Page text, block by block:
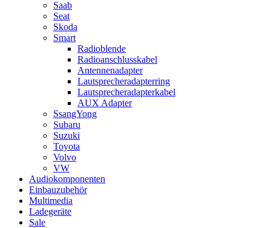
Saab
Seat
Skoda
Smart
Radioblende
Radioanschlusskabel
Antennenadapter
Lautsprecheradapterring
Lautsprecheradapterkabel
AUX Adapter
SsangYong
Subaru
Suzuki
Toyota
Volvo
VW
Audiokomponenten
Einbauzubehör
Multimedia
Ladegeräte
Sale